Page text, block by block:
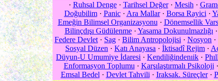
· Ruhsal Denge· Tarihsel Değer· Mesih ·
Doğubilim· Panic· Ara Mallar· Borsa Rayici ·
Emeğin Bilimsel Organizasyonu · Dönemsellik
Bilinçdışı Güdülenme· Yasama Dokunulmazlığı
Federe Devlet · Sag · Bilim Antropolojisi · Nosyon ·
Sosyal Düzen · Katı Anayasa · İktisadî Rejim ·
Düyun-U Umumiye İdaresi · Kendiliğindenıik ·
Enformasyon Toplumu · Karşılaştırmalı Psikoloji
Emsal Bedel · Devlet Tahvili · Iraksak. Süreçler·